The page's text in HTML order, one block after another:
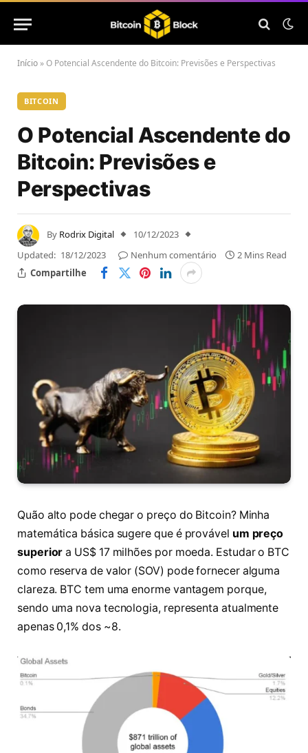
Início »O Potencial Ascendente do Bitcoin: Previsões e Perspectivas
BITCOIN
O Potencial Ascendente do
Bitcoin: Previsões e
Perspectivas
By Rodrix Digital
10/12/2023
Updated: 18/12/2023 Nenhum comentário
2 Mins Read
Compartilhe
Quão alto pode chegar o preço do Bitcoin? Minha
matemática básica sugere que é provável um preço
superior a US$ 17 milhões por moeda. Estudar o BTC
como reserva de valor (SOV) pode fornecer alguma
clareza. BTC tem uma enorme vantagem porque,
sendo uma nova tecnologia, representa atualmente
apenas 0,1% dos ~8.